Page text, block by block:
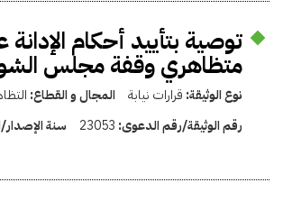
توصية بتأييد أحكام الإدانة
متظاهري وقفة مجلس
نوع الوثيقة: قرارات نيابة المجال و القطاع:
رقم الوثيقة/رقم الدعوى: 23053 سنة